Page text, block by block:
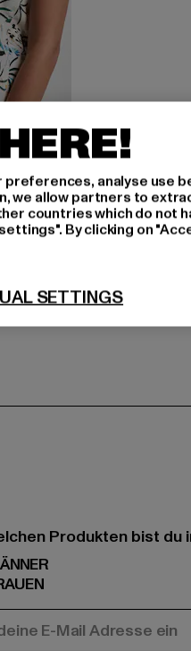
Produkten bist du
analyse use
we allow partners to
countries which do not
By clicking on
SETTINGS